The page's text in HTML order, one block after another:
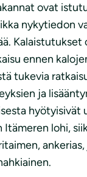
ovat
nykytiedon
Kalaistutukset
ennen
tukevia
ja
hyötyisivät
Itämeren lohi,